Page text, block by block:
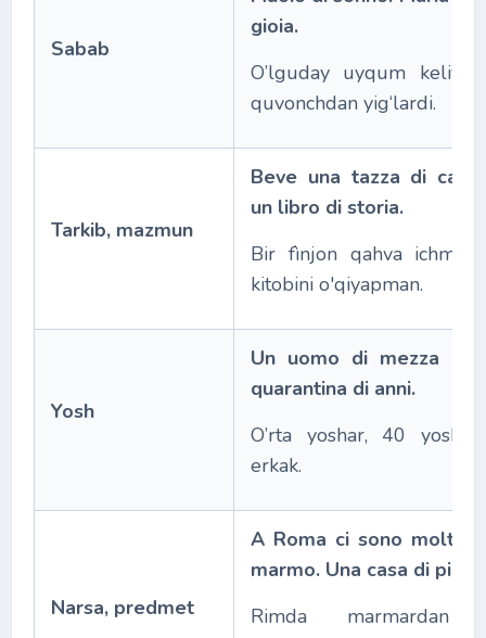
Sabab
gioia.
O’lguday uyqum
quvonchdan yig‘lardi.
Tarkib, mazmun
Beve una tazza di
un libro di storia.
Bir fìnjon qahva
kitobini o'qiyapman.
Yosh
Un uomo di mezza
quarantina di anni.
O’rta yoshar, 40 yosh
erkak.
Narsa, predmet
A Roma ci sono molte
marmo. Una casa di
Rimda marmardan